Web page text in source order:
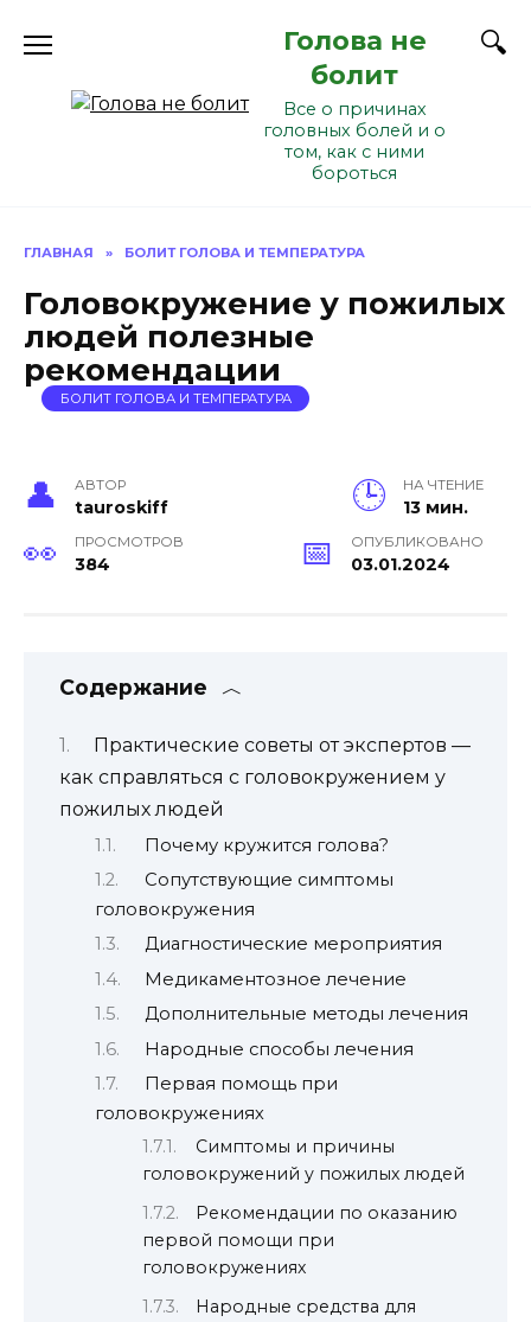
Голова не
болит
Все о причинах
головных болей и о
том, как с ними
бороться
ГЛАВНАЯ » БОЛИТ ГОЛОВА И ТЕМПЕРАТУРА
Головокружение у пожилых
людей полезные
рекомендации
БОЛИТ ГОЛОВА И ТЕМПЕРАТУРА
АВТОР
tauroskiff
НА ЧТЕНИЕ
13 мин.
ПРОСМОТРОВ
384
ОПУБЛИКОВАНО
03.01.2024
Содержание
Практические советы от экспертов —
как справляться с головокружением у
пожилых людей
Почему кружится голова?
Сопутствующие симптомы
головокружения
Диагностические мероприятия
Медикаментозное лечение
Дополнительные методы лечения
Народные способы лечения
Первая помощь при
головокружениях
Симптомы и причины
головокружений у пожилых людей
Рекомендации по оказанию
первой помощи при
головокружениях
Народные средства для